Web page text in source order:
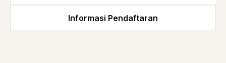
Informasi Pendaftaran